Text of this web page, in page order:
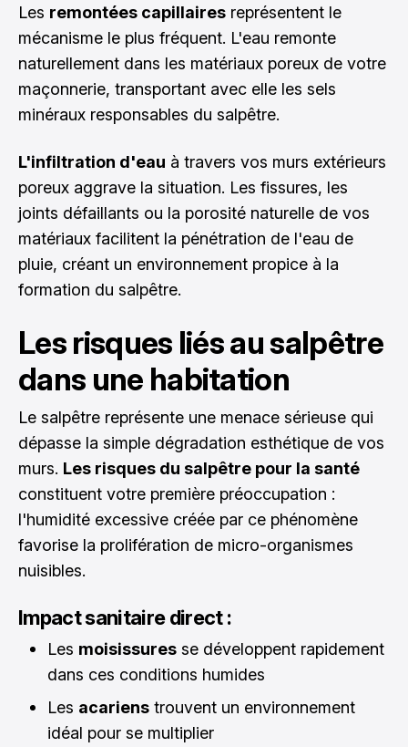
Les remontées capillaires représentent le
mécanisme le plus fréquent. L'eau remonte
naturellement dans les matériaux poreux de votre
maçonnerie, transportant avec elle les sels
minéraux responsables du salpêtre.
L'infiltration d'eau à travers vos murs extérieurs
poreux aggrave la situation. Les fissures, les
joints défaillants ou la porosité naturelle de vos
matériaux facilitent la pénétration de l'eau de
pluie, créant un environnement propice à la
formation du salpêtre.
Les risques liés au salpêtre
dans une habitation
Le salpêtre représente une menace sérieuse qui
dépasse la simple dégradation esthétique de vos
murs. Les risques du salpêtre pour la santé
constituent votre première préoccupation :
l'humidité excessive créée par ce phénomène
favorise la prolifération de micro-organismes
nuisibles.
Impact sanitaire direct :
Les moisissures se développent rapidement
dans ces conditions humides
Les acariens trouvent un environnement
idéal pour se multiplier